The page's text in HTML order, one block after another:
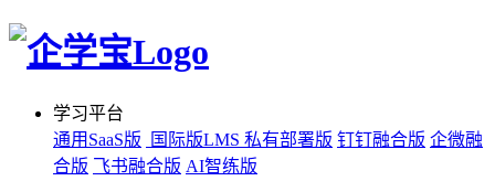
学习平台
通用SaaS版
国际版LMS 私有部署版 钉钉融合版 企微融
合版 飞书融合版 AI智练版